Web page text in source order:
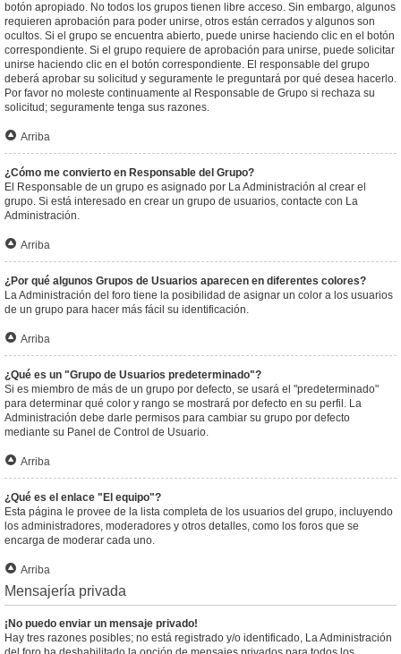
botón apropiado. No todos los grupos tienen libre acceso. Sin embargo, algunos
requieren aprobación para poder unirse, otros están cerrados y algunos son
ocultos. Si el grupo se encuentra abierto, puede unirse haciendo clic en el botón
correspondiente. Si el grupo requiere de aprobación para unirse, puede solicitar
unirse haciendo clic en el botón correspondiente. El responsable del grupo
deberá aprobar su solicitud y seguramente le preguntará por qué desea hacerlo.
Por favor no moleste continuamente al Responsable de Grupo si rechaza su
solicitud; seguramente tenga sus razones.
Arriba
¿Cómo me convierto en Responsable del Grupo?
El Responsable de un grupo es asignado por La Administración al crear el
grupo. Si está interesado en crear un grupo de usuarios, contacte con La
Administración.
Arriba
¿Por qué algunos Grupos de Usuarios aparecen en diferentes colores?
La Administración del foro tiene la posibilidad de asignar un color a los usuarios
de un grupo para hacer más fácil su identificación.
Arriba
¿Qué es un "Grupo de Usuarios predeterminado"?
Si es miembro de más de un grupo por defecto, se usará el "predeterminado"
para determinar qué color y rango se mostrará por defecto en su perfil. La
Administración debe darle permisos para cambiar su grupo por defecto
mediante su Panel de Control de Usuario.
Arriba
¿Qué es el enlace "El equipo"?
Esta página le provee de la lista completa de los usuarios del grupo, incluyendo
los administradores, moderadores y otros detalles, como los foros que se
encarga de moderar cada uno.
Arriba
Mensajería privada
¡No puedo enviar un mensaje privado!
Hay tres razones posibles; no está registrado y/o identificado, La Administración